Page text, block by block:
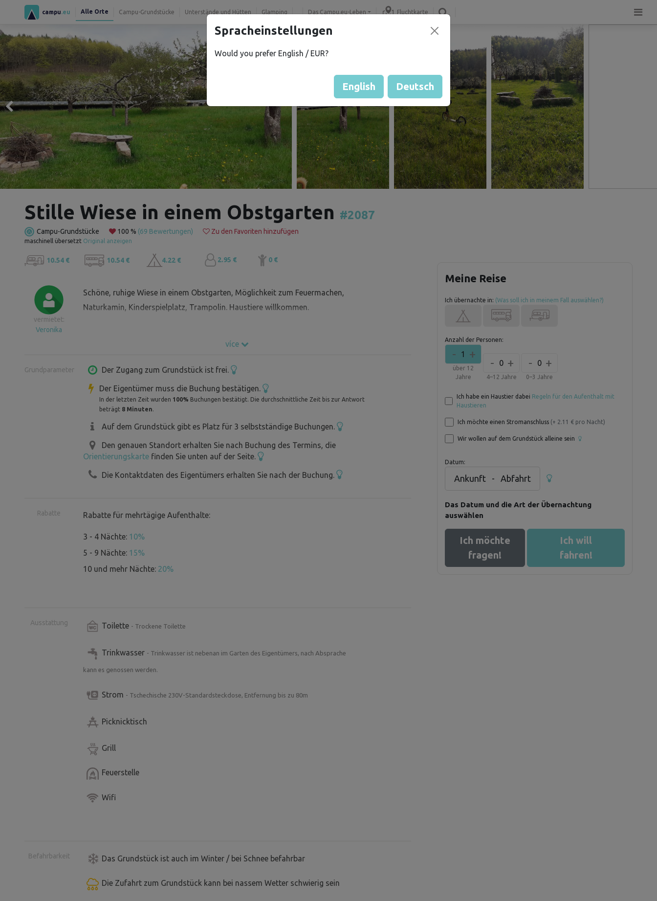
campu .eu Alle Orte Campu-Grundstücke Unterstände und Hütten Glamping Das Campu.eu-Leben Fluchtkarte
Stille Wiese in einem Obstgarten #2087
Campu-Grundstücke 100 % (69 Bewertungen) Zu den Favoriten hinzufügen
maschinell übersetzt Original anzeigen
10.54 € 10.54 € 4.22 € 2.95 € 0 €
vermietet:
Veronika
Schöne, ruhige Wiese in einem Obstgarten, Möglichkeit zum Feuermachen,
Naturkamin, Kinderspielplatz, Trampolin. Haustiere willkommen.
více
Grundparameter Der Zugang zum Grundstück ist frei.
Der Eigentümer muss die Buchung bestätigen.
In der letzten Zeit wurden 100% Buchungen bestätigt. Die durchschnittliche Zeit bis zur Antwort
beträgt 8 Minuten.
Auf dem Grundstück gibt es Platz für 3 selbstständige Buchungen.
Den genauen Standort erhalten Sie nach Buchung des Termins, die
Orientierungskarte finden Sie unten auf der Seite.
Die Kontaktdaten des Eigentümers erhalten Sie nach der Buchung.
Rabatte Rabatte für mehrtägige Aufenthalte:
3 - 4 Nächte: 10%
5 - 9 Nächte: 15%
10 und mehr Nächte: 20%
Ausstattung Toilette - Trockene Toilette
Trinkwasser - Trinkwasser ist nebenan im Garten des Eigentümers, nach Absprache
kann es genossen werden.
Strom - Tschechische 230V-Standardsteckdose, Entfernung bis zu 80m
Picknicktisch
Grill
Feuerstelle
Wifi
Befahrbarkeit Das Grundstück ist auch im Winter / bei Schnee befahrbar
Die Zufahrt zum Grundstück kann bei nassem Wetter schwierig sein
Meine Reise
Ich übernachte in: (Was soll ich in meinem Fall auswählen?)
Anzahl der Personen:
- +
1
über 12
Jahre
- +
0
4–12 Jahre
- +
0
0–3 Jahre
Ich habe ein Haustier dabei Regeln für den Aufenthalt mit
Haustieren
Ich möchte einen Stromanschluss (+ 2.11 € pro Nacht)
Wir wollen auf dem Grundstück alleine sein
Datum:
Ankunft - Abfahrt
Das Datum und die Art der Übernachtung
auswählen
Ich möchte
fragen!
Ich will
fahren!
Spracheinstellungen
Would you prefer English / EUR?
English Deutsch